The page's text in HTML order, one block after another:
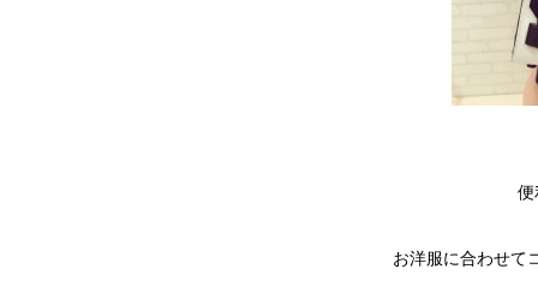
便
お洋服に合わせて